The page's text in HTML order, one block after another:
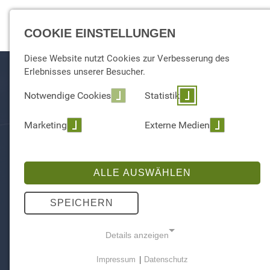
[AI]DEATION
COOKIE EINSTELLUNGEN
Diese Website nutzt Cookies zur Verbesserung des
Erlebnisses unserer Besucher.
Notwendige Cookies Statistik
Marketing Externe Medien
ALLE AUSWÄHLEN
SPEICHERN
Details anzeigen
Impressum Datenschutz